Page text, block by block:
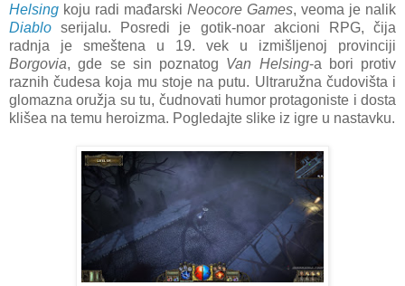
Helsing koju radi mađarski Neocore Games, veoma je nalik
Diablo serijalu. Posredi je gotik-noar akcioni RPG, čija
radnja je smeštena u 19. vek u izmišljenoj provinciji
Borgovia, gde se sin poznatog Van Helsing-a bori protiv
raznih čudesa koja mu stoje na putu. Ultraružna čudovišta i
glomazna oružja su tu, čudnovati humor protagoniste i dosta
klišea na temu heroizma. Pogledajte slike iz igre u nastavku.